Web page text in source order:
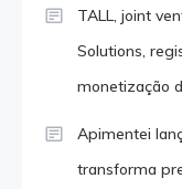
TALL, joint
Solutions,
monetização
Apimentei
transforma